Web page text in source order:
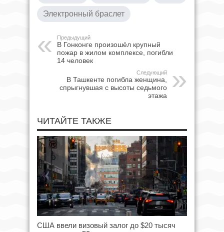
Электронный браслет
Предыдущий
В Гонконге произошёл крупный
пожар в жилом комплексе, погибли
14 человек
Следующий
В Ташкенте погибла женщина,
спрыгнувшая с высоты седьмого
этажа
ЧИТАЙТЕ ТАКЖЕ
США ввели визовый залог до $20 тысяч